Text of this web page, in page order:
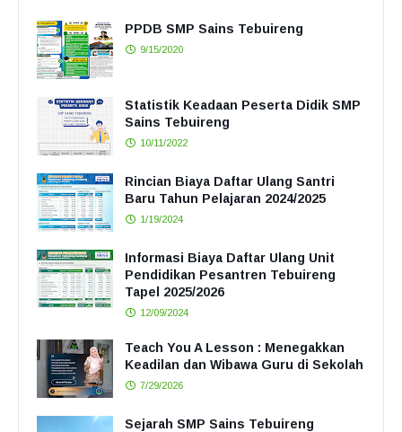
PPDB SMP Sains Tebuireng
9/15/2020
Statistik Keadaan Peserta Didik SMP
Sains Tebuireng
10/11/2022
Rincian Biaya Daftar Ulang Santri
Baru Tahun Pelajaran 2024/2025
1/19/2024
Informasi Biaya Daftar Ulang Unit
Pendidikan Pesantren Tebuireng
Tapel 2025/2026
12/09/2024
Teach You A Lesson : Menegakkan
Keadilan dan Wibawa Guru di Sekolah
7/29/2026
Sejarah SMP Sains Tebuireng